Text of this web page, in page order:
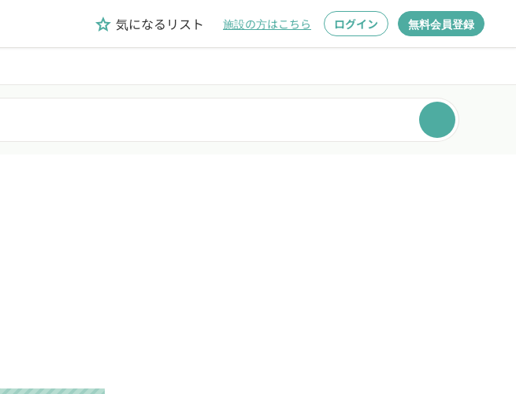
grade 気になるリスト 施設の方はこちら ログイン 無料会員登録